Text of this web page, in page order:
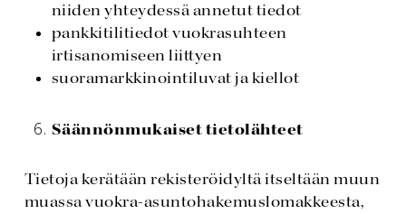
niiden yhteydessä annetut tiedot
pankkitilitiedot vuokrasuhteen
irtisanomiseen liittyen
suoramarkkinointiluvat ja kiellot
Säännönmukaiset tietolähteet
Tietoja kerätään rekisteröidyltä itseltään muun
muassa vuokra-asuntohakemuslomakkeesta,